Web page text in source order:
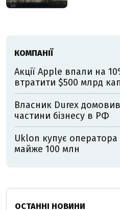
КОМПАНІЇ
Акції Apple впали на
втратити $500 млрд
Власник Durex
частини бізнесу в РФ
Uklon купує оператора
майже 100 млн
ОСТАННІ НОВИНИ